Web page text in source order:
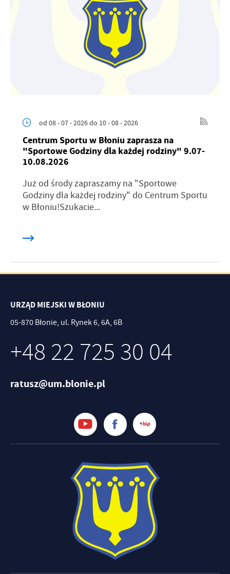
od 08 - 07 - 2026do 10 - 08 - 2026
Centrum Sportu w Błoniu zaprasza na
"Sportowe Godziny dla każdej rodziny" 9.07-
10.08.2026
Już od środy zapraszamy na "Sportowe
Godziny dla każdej rodziny" do Centrum Sportu
w Błoniu!Szukacie...
URZĄD MIEJSKI W BŁONIU
05-870 Błonie, ul. Rynek 6, 6A, 6B
+48 22 725 30 04
ratusz@um.blonie.pl